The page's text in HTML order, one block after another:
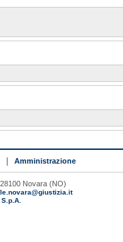
| Amministrazione
Novara (NO)